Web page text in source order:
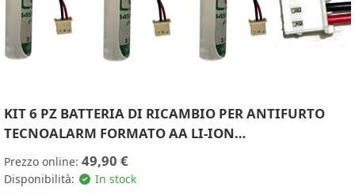
KIT 6 PZ BATTERIA DI RICAMBIO PER ANTIFURTO
TECNOALARM FORMATO AA LI-ION…
Prezzo online: 49,90 €
Disponibilità: In stock